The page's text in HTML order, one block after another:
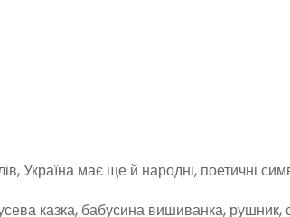
Україна має ще й народні, поетичні
казка, ба­бусина вишиванка, рушник,